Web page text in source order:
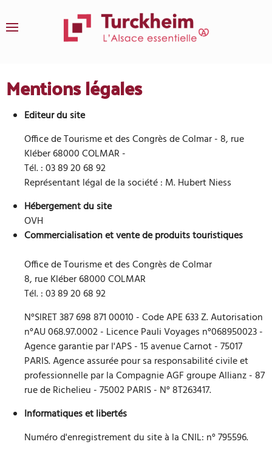
Zum Hauptinhalt springen
Mentions légales
Editeur du site
Office de Tourisme et des Congrès de Colmar - 8, rue
Kléber 68000 COLMAR -
Tél. : 03 89 20 68 92
Représentant légal de la société : M. Hubert Niess
Hébergement du site
OVH
Commercialisation et vente de produits touristiques
Office de Tourisme et des Congrès de Colmar
8, rue Kléber 68000 COLMAR
Tél. : 03 89 20 68 92
N°SIRET 387 698 871 00010 - Code APE 633 Z. Autorisation
n°AU 068.97.0002 - Licence Pauli Voyages n°068950023 -
Agence garantie par l'APS - 15 avenue Carnot - 75017
PARIS. Agence assurée pour sa responsabilité civile et
professionnelle par la Compagnie AGF groupe Allianz - 87
rue de Richelieu - 75002 PARIS - N° 8T263417.
Informatiques et libertés
Numéro d'enregistrement du site à la CNIL: n° 795596.